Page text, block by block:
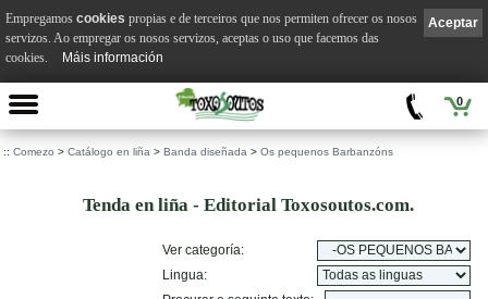
0
:: Comezo > Catálogo en liña > Banda diseñada > Os pequenos Barbanzóns
Tenda en liña - Editorial Toxosoutos.com.
Ver categoría:
Lingua:
Aceptar
Empregamos cookies propias e de terceiros que nos permiten ofrecer os nosos
servizos. Ao empregar os nosos servizos, aceptas o uso que facemos das
cookies.
Máis información